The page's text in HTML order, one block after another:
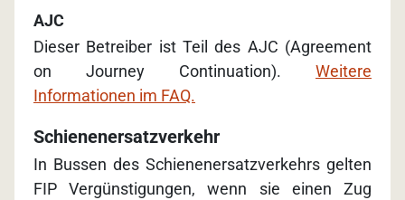
AJC
Dieser Betreiber ist Teil des AJC (Agreement
on Journey Continuation). Weitere
Informationen im FAQ.
Schienenersatzverkehr
In Bussen des Schienenersatzverkehrs gelten
FIP Vergünstigungen, wenn sie einen Zug